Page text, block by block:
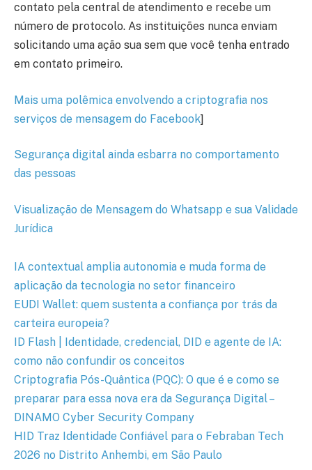
contato pela central de atendimento e recebe um
número de protocolo. As instituições nunca enviam
solicitando uma ação sua sem que você tenha entrado
em contato primeiro.
Mais uma polêmica envolvendo a criptografia nos
serviços de mensagem do Facebook]
Segurança digital ainda esbarra no comportamento
das pessoas
Visualização de Mensagem do Whatsapp e sua Validade
Jurídica
IA contextual amplia autonomia e muda forma de
aplicação da tecnologia no setor financeiro
EUDI Wallet: quem sustenta a confiança por trás da
carteira europeia?
ID Flash | Identidade, credencial, DID e agente de IA:
como não confundir os conceitos
Criptografia Pós-Quântica (PQC): O que é e como se
preparar para essa nova era da Segurança Digital –
DINAMO Cyber Security Company
HID Traz Identidade Confiável para o Febraban Tech
2026 no Distrito Anhembi, em São Paulo